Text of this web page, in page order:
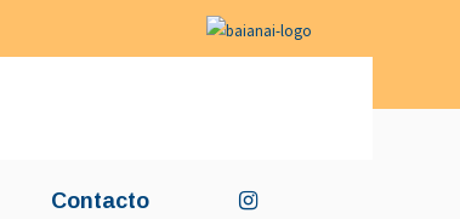
Contacto